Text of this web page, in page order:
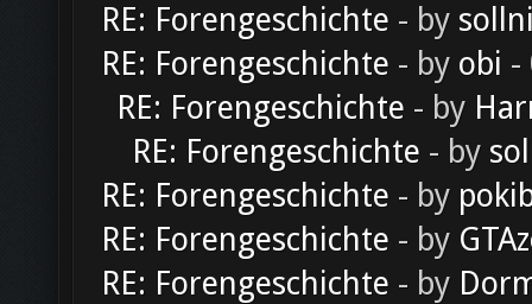
RE: Forengeschichte - by
RE: Forengeschichte - by obi -
RE: Forengeschichte - by
RE: Forengeschichte - by
RE: Forengeschichte - by
RE: Forengeschichte - by
RE: Forengeschichte - by